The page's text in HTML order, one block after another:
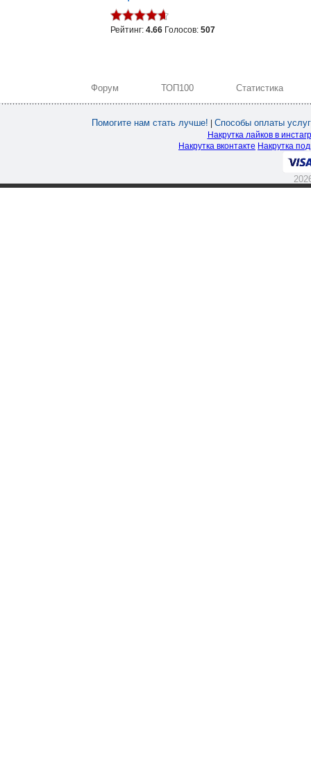
Рейтинг: 4.66 Голосов: 507
Форум ТОП100 Статистика
Помогите нам стать лучше! Способы оплаты услуг
Накрутка лайков в
Накрутка вконтакте Накрутка